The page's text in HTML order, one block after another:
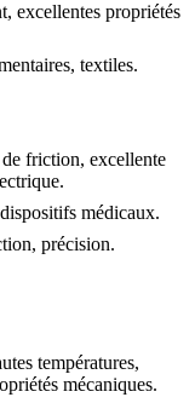
excellentes propriétés
textiles.
friction, excellente
médicaux.
précision.
températures,
mécaniques.